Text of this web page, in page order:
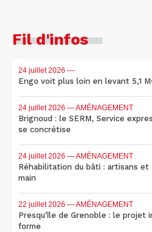
Fil d'infos
24 juillet 2026 —
Engo voit plus loin en levant 5,1
24 juillet 2026 — AMÉNAGEMENT
Brignoud : le SERM, Service
se concrétise
24 juillet 2026 — AMÉNAGEMENT
Réhabilitation du bâti : artisans
main
22 juillet 2026 — AMÉNAGEMENT
Presqu'île de Grenoble : le projet
forme